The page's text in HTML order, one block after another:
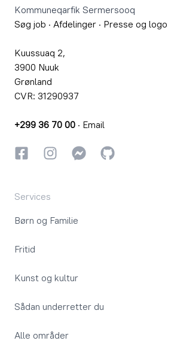
Kommuneqarfik Sermersooq
Søg job · Afdelinger · Presse og logo
Kuussuaq 2,
3900 Nuuk
Grønland
CVR: 31290937
+299 36 70 00 · Email
FacebookInstagramInstagram
GitHub
Services
Børn og Familie
Fritid
Kunst og kultur
Sådan underretter du
Alle områder